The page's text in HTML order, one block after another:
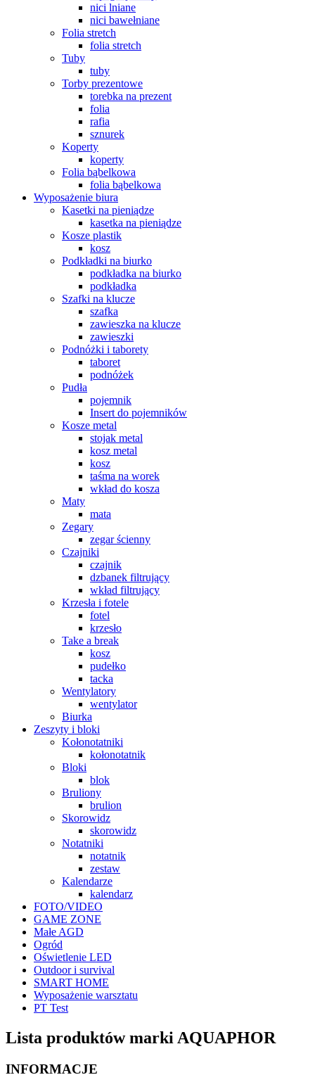
nici lniane
nici bawełniane
Folia stretch
folia stretch
Tuby
tuby
Torby prezentowe
torebka na prezent
folia
rafia
sznurek
Koperty
koperty
Folia bąbelkowa
folia bąbelkowa
Wyposażenie biura
Kasetki na pieniądze
kasetka na pieniądze
Kosze plastik
kosz
Podkładki na biurko
podkładka na biurko
podkładka
Szafki na klucze
szafka
zawieszka na klucze
zawieszki
Podnóżki i taborety
taboret
podnóżek
Pudła
pojemnik
Insert do pojemników
Kosze metal
stojak metal
kosz metal
kosz
taśma na worek
wkład do kosza
Maty
mata
Zegary
zegar ścienny
Czajniki
czajnik
dzbanek filtrujący
wkład filtrujący
Krzesła i fotele
fotel
krzesło
Take a break
kosz
pudełko
tacka
Wentylatory
wentylator
Biurka
Zeszyty i bloki
Kołonotatniki
kołonotatnik
Bloki
blok
Bruliony
brulion
Skorowidz
skorowidz
Notatniki
notatnik
zestaw
Kalendarze
kalendarz
FOTO/VIDEO
GAME ZONE
Małe AGD
Ogród
Oświetlenie LED
Outdoor i survival
SMART HOME
Wyposażenie warsztatu
PT Test
Lista produktów marki AQUAPHOR
INFORMACJE